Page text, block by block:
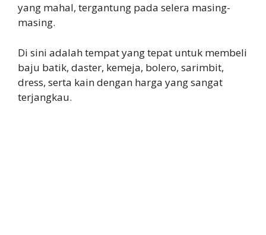
yang mahal, tergantung pada selera masing-
masing.
Di sini adalah tempat yang tepat untuk membeli
baju batik, daster, kemeja, bolero, sarimbit,
dress, serta kain dengan harga yang sangat
terjangkau.